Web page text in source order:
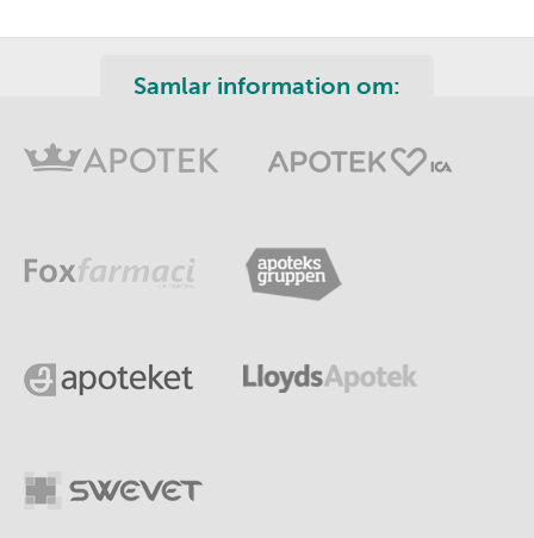
Samlar information om: